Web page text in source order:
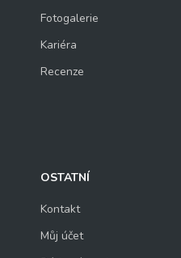
Fotogalerie
Kariéra
Recenze
OSTATNÍ
Kontakt
Můj účet